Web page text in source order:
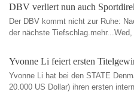
DBV verliert nun auch
Der DBV kommt nicht zur Ruhe:
der nächste
Yvonne Li feiert ersten
Yvonne Li hat bei den STATE
20.000 US Dollar) ihren ersten